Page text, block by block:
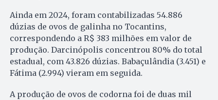
Ainda em 2024, foram contabilizadas 54.886
dúzias de ovos de galinha no Tocantins,
correspondendo a R$ 383 milhões em valor de
produção. Darcinópolis concentrou 80% do total
estadual, com 43.826 dúzias. Babaçulândia (3.451) e
Fátima (2.994) vieram em seguida.
A produção de ovos de codorna foi de duas mil